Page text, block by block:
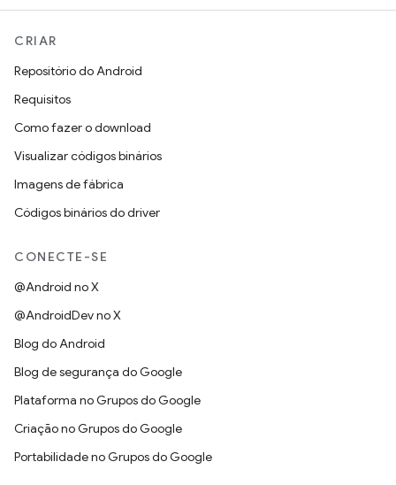
CRIAR
Repositório do Android
Requisitos
Como fazer o download
Visualizar códigos binários
Imagens de fábrica
Códigos binários do driver
CONECTE-SE
@Android no X
@AndroidDev no X
Blog do Android
Blog de segurança do Google
Plataforma no Grupos do Google
Criação no Grupos do Google
Portabilidade no Grupos do Google